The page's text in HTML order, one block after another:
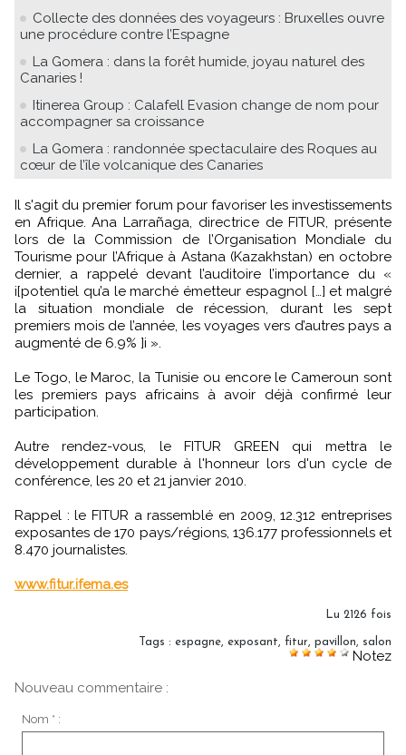
Collecte des données des voyageurs : Bruxelles ouvre
une procédure contre l’Espagne
La Gomera : dans la forêt humide, joyau naturel des
Canaries !
Itinerea Group : Calafell Evasion change de nom pour
accompagner sa croissance
La Gomera : randonnée spectaculaire des Roques au
cœur de l’île volcanique des Canaries
Il s'agit du premier forum pour favoriser les investissements
en Afrique. Ana Larrañaga, directrice de FITUR, présente
lors de la Commission de l’Organisation Mondiale du
Tourisme pour l’Afrique à Astana (Kazakhstan) en octobre
dernier, a rappelé devant l’auditoire l’importance du «
i[potentiel qu’a le marché émetteur espagnol […] et malgré
la situation mondiale de récession, durant les sept
premiers mois de l’année, les voyages vers d’autres pays a
augmenté de 6.9% ]i ».
Le Togo, le Maroc, la Tunisie ou encore le Cameroun sont
les premiers pays africains à avoir déjà confirmé leur
participation.
Autre rendez-vous, le FITUR GREEN qui mettra le
développement durable à l'honneur lors d'un cycle de
conférence, les 20 et 21 janvier 2010.
Rappel : le FITUR a rassemblé en 2009, 12.312 entreprises
exposantes de 170 pays/régions, 136.177 professionnels et
8.470 journalistes.
www.fitur.ifema.es
Lu 2126 fois
Tags : espagne exposant fitur pavillon salon
Notez
Nouveau commentaire :
Nom * :